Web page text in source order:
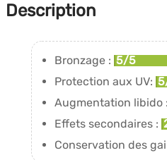
Description
Bronzage : 5/5
Protection aux UV:
Augmentation libido :
Effets secondaires :
Conservation des